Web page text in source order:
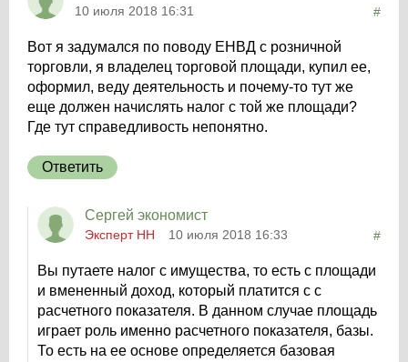
10 июля 2018 16:31 #
Вот я задумался по поводу ЕНВД с розничной
торговли, я владелец торговой площади, купил ее,
оформил, веду деятельность и почему-то тут же
еще должен начислять налог с той же площади?
Где тут справедливость непонятно.
Ответить
Сергей экономист
Эксперт НН 10 июля 2018 16:33 #
Вы путаете налог с имущества, то есть с площади
и вмененный доход, который платится с с
расчетного показателя. В данном случае площадь
играет роль именно расчетного показателя, базы.
То есть на ее основе определяется базовая